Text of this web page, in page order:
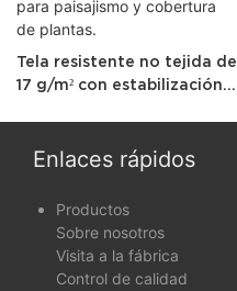
Tela resistente no tejida de
17 g/m² con estabilización
Enlaces rápidos
Productos
Sobre nosotros
Visita a la fábrica
Control de calidad